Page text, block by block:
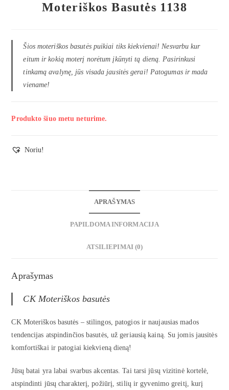
Moteriškos Basutės 1138
Šios moteriškos basutės puikiai tiks kiekvienai! Nesvarbu kur
eitum ir kokią moterį norėtum įkūnyti tą dieną. Pasirinkusi
tinkamą avalynę, jūs visada jausitės gerai! Patogumas ir mada
viename!
Produkto šiuo metu neturime.
Noriu!
APRAŠYMAS
PAPILDOMA INFORMACIJA
ATSILIEPIMAI (0)
Aprašymas
CK Moteriškos basutės
CK Moteriškos basutės – stilingos, patogios ir naujausias mados
tendencijas atspindinčios basutės, už geriausią kainą. Su jomis jausitės
komfortiškai ir patogiai kiekvieną dieną!
Jūsų batai yra labai svarbus akcentas. Tai tarsi jūsų vizitinė kortelė,
atspindinti jūsų charakterį, požiūrį, stilių ir gyvenimo greitį, kurį